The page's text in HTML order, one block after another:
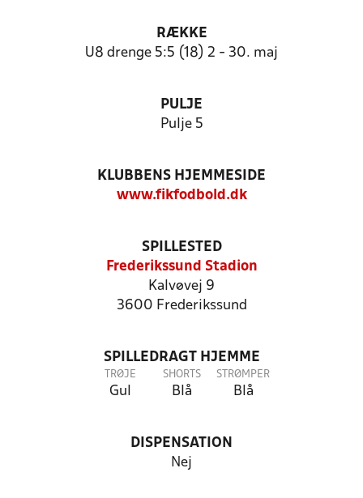
RÆKKE
U8 drenge 5:5 (18) 2 - 30. maj
PULJE
Pulje 5
KLUBBENS HJEMMESIDE
www.fikfodbold.dk
SPILLESTED
Frederikssund Stadion
Kalvøvej 9
3600 Frederikssund
SPILLEDRAGT HJEMME
TRØJE
Gul
SHORTS
Blå
STRØMPER
Blå
DISPENSATION
Nej